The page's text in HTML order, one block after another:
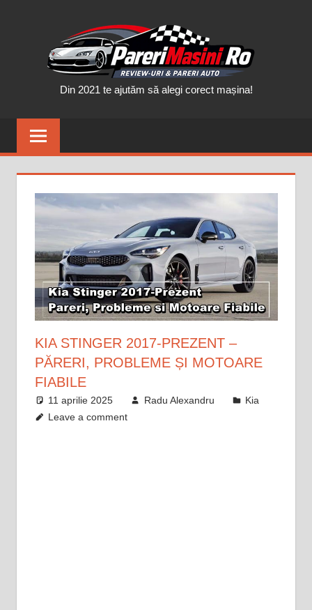
Din 2021 te ajutăm să alegi corect mașina!
KIA STINGER 2017-PREZENT –
PĂRERI, PROBLEME ȘI MOTOARE
FIABILE
11 aprilie 2025 Radu Alexandru
Kia
Leave a comment